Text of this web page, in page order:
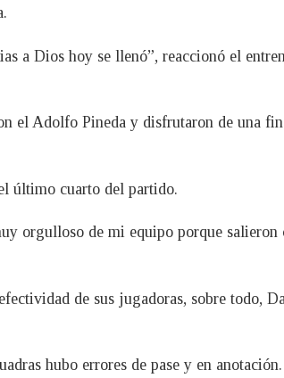
a Dios hoy se llenó”, reaccionó el
el Adolfo Pineda y disfrutaron de una
último cuarto del partido.
orgulloso de mi equipo porque salieron
de sus jugadoras, sobre todo,
hubo errores de pase y en